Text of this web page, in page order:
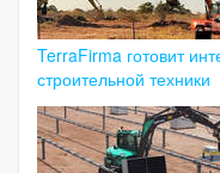
TerraFirma готовит
строительной техники